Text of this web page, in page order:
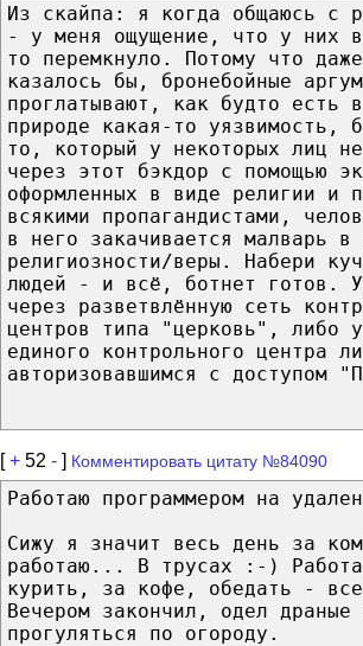
Из скайпа: я когда общаюсь с
- у меня ощущение, что у них
то перемкнуло. Потому что
казалось бы, бронебойные
проглатывают, как будто есть
природе какая-то уязвимость,
то, который у некоторых лиц
через этот бэкдор с помощью
оформленных в виде религии и
всякими пропагандистами,
в него закачивается малварь в
религиозности/веры. Набери
людей - и всё, ботнет готов.
через разветвлённую сеть
центров типа "церковь", либо
единого контрольного центра
авторизовавшимся с доступом
[+ 52 - ] Комментировать цитату №84090
Работаю программером на
Сижу я значит весь день за
работаю... В трусах :-)
курить, за кофе, обедать -
Вечером закончил, одел
прогуляться по огороду.